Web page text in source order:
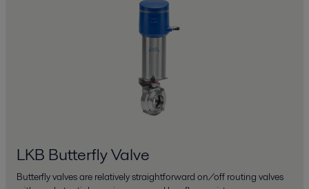
LKB Butterfly Valve
Butterfly valves are relatively straightforward on/off routing valves